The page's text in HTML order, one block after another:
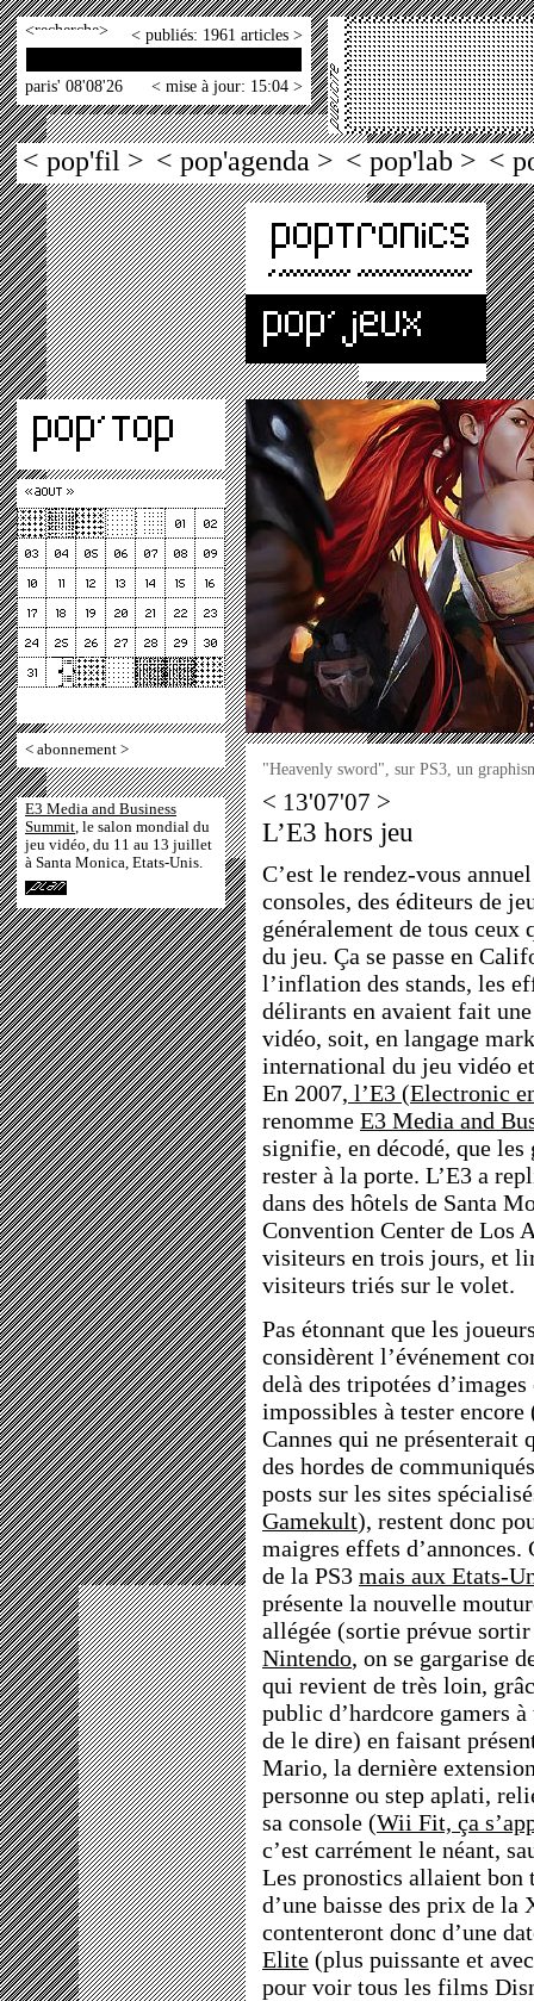
< > < publiés: 1961 articles >
paris' 08'08'26 < mise à jour: 15:04 >
< pop'fil > < pop'agenda > < pop'lab > <
< abonnement >
E3 Media and Business
Summit, le salon mondial du
jeu vidéo, du 11 au 13 juillet
à Santa Monica, Etats-Unis.
"Heavenly sword", sur PS3, un
< 13'07'07 >
L’E3 hors jeu
C’est le rendez-vous
consoles, des éditeurs de
généralement de tous ceux
du jeu. Ça se passe en
l’inflation des stands, les
délirants en avaient fait
vidéo, soit, en langage
international du jeu vidéo
En 2007, l’E3 (Electronic
renomme E3 Media and
signifie, en décodé, que
rester à la porte. L’E3 a
dans des hôtels de Santa
Convention Center de Los
visiteurs en trois jours, et
visiteurs triés sur le volet.
Pas étonnant que les
considèrent l’événement
delà des tripotées
impossibles à tester
Cannes qui ne présenterait
des hordes de
posts sur les sites
Gamekult), restent donc
maigres effets d’annonces.
de la PS3 mais aux Etats-
présente la nouvelle
allégée (sortie prévue
Nintendo, on se gargarise
qui revient de très loin,
public d’hardcore gamers
de le dire) en faisant
Mario, la dernière
personne ou step aplati,
sa console (Wii Fit, ça
c’est carrément le néant,
Les pronostics allaient bon
d’une baisse des prix de la
contenteront donc d’une
Elite (plus puissante et
pour voir tous les films